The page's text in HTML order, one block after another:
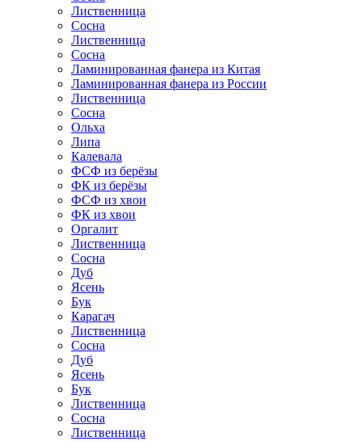
Лиственница
Сосна
Лиственница
Сосна
Ламинированная фанера из Китая
Ламинированная фанера из России
Лиственница
Сосна
Ольха
Липа
Калевала
ФСФ из берёзы
ФК из берёзы
ФСФ из хвои
ФК из хвои
Оргалит
Лиственница
Сосна
Дуб
Ясень
Бук
Карагач
Лиственница
Сосна
Дуб
Ясень
Бук
Лиственница
Сосна
Лиственница